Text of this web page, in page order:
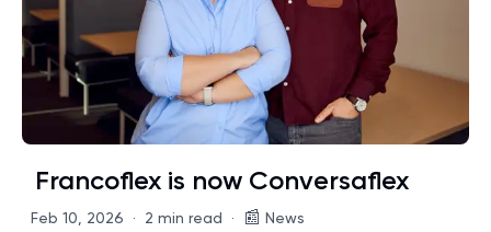
Francoflex is now Conversaflex
Feb 10, 2026 · 2 min read · 📰 News